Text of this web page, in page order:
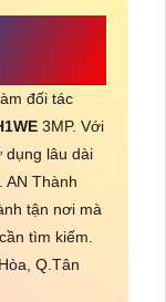
đối tác
3MP. Với
dụng lâu dài
AN Thành
tận nơi mà
tìm kiếm.
Q.Tân